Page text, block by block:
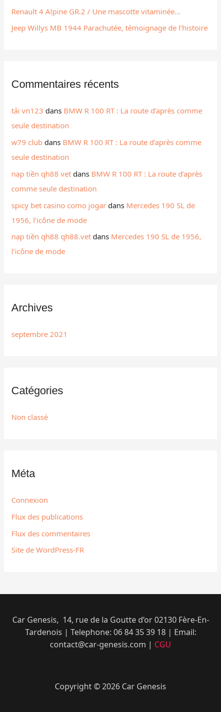
Renault 4 Alpine GR.2 / Une mascotte vitaminée…
Jeep Willys MB 1944 Parachutée, témoignage de l’histoire
Commentaires récents
tải vn123 dans BMW R 100 RT : La route d’après comme
seule destination
w79 club dans BMW R 100 RT : La route d’après comme
seule destination
nạp tiền qh88 vet dans BMW R 100 RT : La route d’après
comme seule destination
spicy bet casino como jogar dans Mercedes 190 SL de
1956, l’icône de mode
nạp tiền qh88 qh88.vet dans Mercedes 190 SL de 1956,
l’icône de mode
Archives
septembre 2021
Catégories
Non classé
Méta
Connexion
Flux des publications
Flux des commentaires
Site de WordPress-FR
Car Genesis, 14, rue de la Goutte d’or 02130 Fère-En-
Tardenois | Telephone: 06 84 35 39 18​ | Email:
contact@car-genesis.com | CGU
Copyright © 2026 Car Genesis